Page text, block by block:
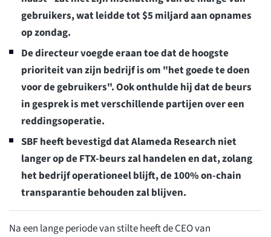
gebruikers, wat leidde tot $5 miljard aan opnames
op zondag.
De directeur voegde eraan toe dat de hoogste
prioriteit van zijn bedrijf is om "het goede te doen
voor de gebruikers". Ook onthulde hij dat de beurs
in gesprek is met verschillende partijen over een
reddingsoperatie.
SBF heeft bevestigd dat Alameda Research niet
langer op de FTX-beurs zal handelen en dat, zolang
het bedrijf operationeel blijft, de 100% on-chain
transparantie behouden zal blijven.
Na een lange periode van stilte heeft de CEO van